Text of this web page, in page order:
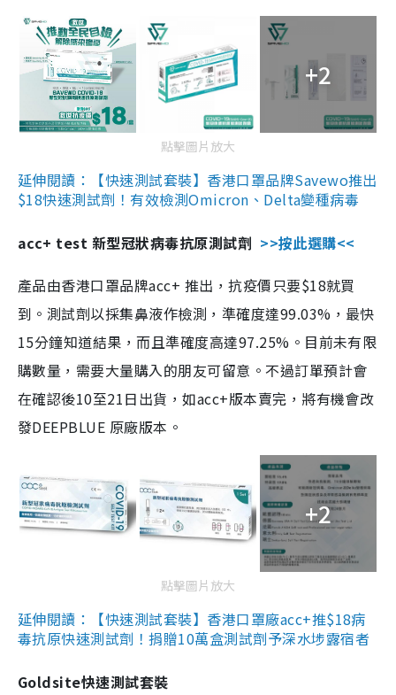
+2
點擊圖片放大
延伸閱讀：【快速測試套裝】香港口罩品牌Savewo推出
$18快速測試劑！有效檢測Omicron、Delta變種病毒
acc+ test 新型冠狀病毒抗原測試劑 >>按此選購<<
產品由香港口罩品牌acc+ 推出，抗疫價只要$18就買
到。測試劑以採集鼻液作檢測，準確度達99.03%，最快
15分鐘知道結果，而且準確度高達97.25%。目前未有限
購數量，需要大量購入的朋友可留意。不過訂單預計會
在確認後10至21日出貨，如acc+版本賣完，將有機會改
發DEEPBLUE 原廠版本。
+2
點擊圖片放大
延伸閱讀：【快速測試套裝】香港口罩廠acc+推$18病
毒抗原快速測試劑！捐贈10萬盒測試劑予深水埗露宿者
Goldsite快速測試套裝